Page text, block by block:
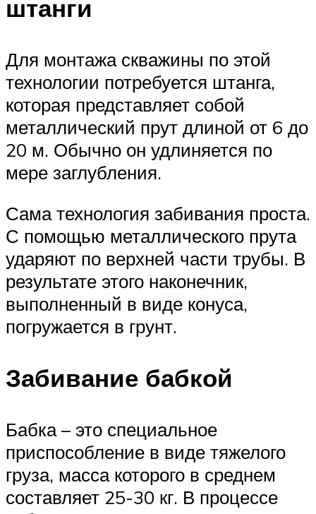
штанги
Для монтажа скважины по этой
технологии потребуется штанга,
которая представляет собой
металлический прут длиной от 6 до
20 м. Обычно он удлиняется по
мере заглубления.
Сама технология забивания проста.
С помощью металлического прута
ударяют по верхней части трубы. В
результате этого наконечник,
выполненный в виде конуса,
погружается в грунт.
Забивание бабкой
Бабка – это специальное
приспособление в виде тяжелого
груза, масса которого в среднем
составляет 25-30 кг. В процессе